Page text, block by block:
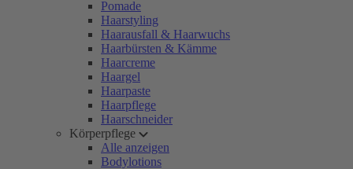
Pomade
Haarstyling
Haarausfall & Haarwuchs
Haarbürsten & Kämme
Haarcreme
Haargel
Haarpaste
Haarpflege
Haarschneider
Körperpflege
Alle anzeigen
Bodylotions